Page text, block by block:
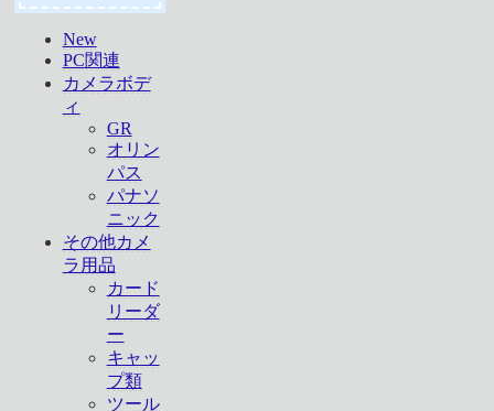
New
PC関連
カメラボデ
ィ
GR
オリン
パス
パナソ
ニック
その他カメ
ラ用品
カード
リーダ
ー
キャッ
プ類
ツール